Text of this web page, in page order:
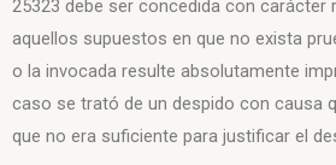
25323 debe ser concedida con carácter
aquellos supuestos en que no exista
o la invocada resulte absolutamente
caso se trató de un despido con causa
que no era suficiente para justificar el